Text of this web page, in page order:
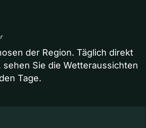
der Region. Täglich direkt
sehen Sie die Wetteraussichten
Tage.